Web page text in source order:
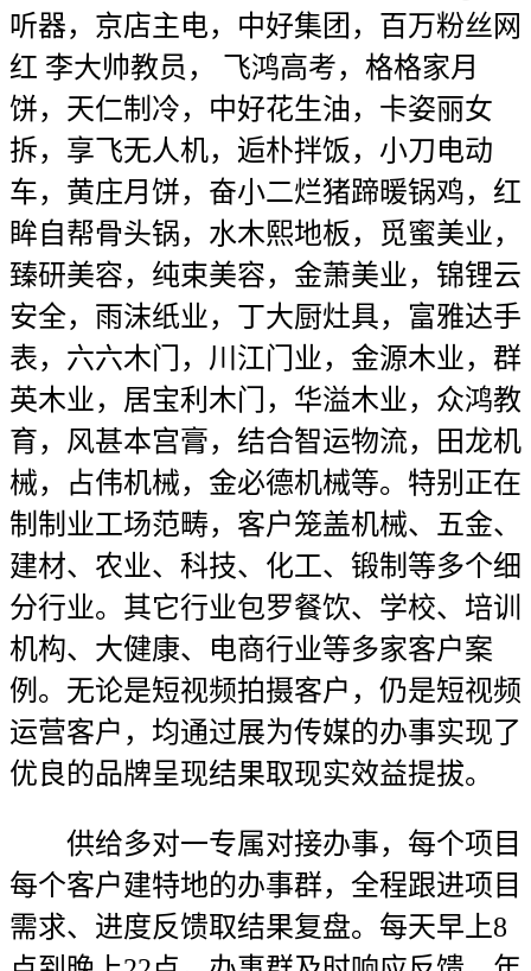
听器，京店主电，中好集团，百万粉丝网
红 李大帅教员， 飞鸿高考，格格家月
饼，天仁制冷，中好花生油，卡姿丽女
拆，享飞无人机，逅朴拌饭，小刀电动
车，黄庄月饼，奋小二烂猪蹄暖锅鸡，红
眸自帮骨头锅，水木熙地板，觅蜜美业，
臻研美容，纯束美容，金萧美业，锦锂云
安全，雨沫纸业，丁大厨灶具，富雅达手
表，六六木门，川江门业，金源木业，群
英木业，居宝利木门，华溢木业，众鸿教
育，风甚本宫膏，结合智运物流，田龙机
械，占伟机械，金必德机械等。特别正在
制制业工场范畴，客户笼盖机械、五金、
建材、农业、科技、化工、锻制等多个细
分行业。其它行业包罗餐饮、学校、培训
机构、大健康、电商行业等多家客户案
例。无论是短视频拍摄客户，仍是短视频
运营客户，均通过展为传媒的办事实现了
优良的品牌呈现结果取现实效益提拔。
供给多对一专属对接办事，每个项目
每个客户建特地的办事群，全程跟进项目
需求、进度反馈取结果复盘。每天早上8